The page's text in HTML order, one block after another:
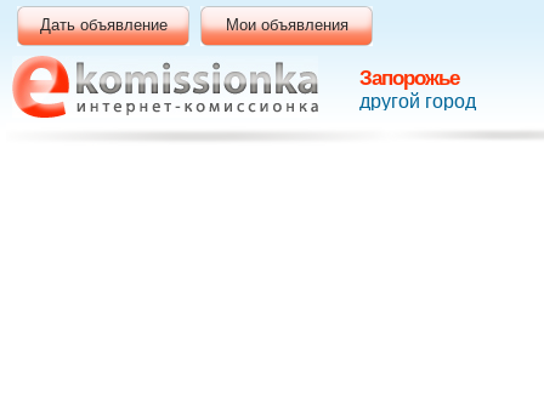
Запорожье
другой город
Дать объявление Мои объявления